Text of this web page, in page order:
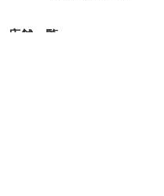
店舗一覧